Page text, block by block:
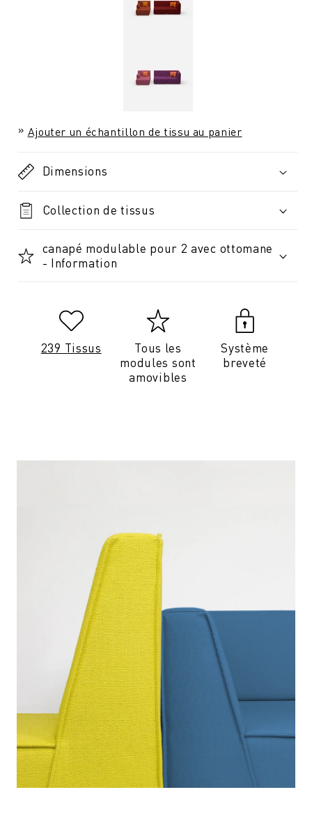
Ajouter un échantillon de tissu au panier
Dimensions
Collection de tissus
canapé modulable pour 2 avec ottomane
- Information
239 Tissus
Tous les
modules sont
amovibles
Système
breveté